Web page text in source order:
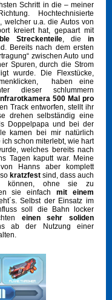
Schritt in die – meiner
Hochtechnisierte
, welcher u.a. die Autos von
kreiert hat, gepaart mit
Streckenteile, diein
Bereits nach dem ersten
zwischen Auto und
Spuren, durch die Strom
wurde. Die Flexstücke,
haben eine
dieser schlummern
500 Mal pro
Track entworfen, stellt ihr
drehen selbständig eine
Doppelpapa und bei der
kamen bei mir natürlich
schon miterlebt, wie hart
welches bereits nach
Tagen kaputt war. Meine
Hanns aber komplett
kratzfest sind, dass auch
können, ohne sie zu
sie einfachmit einem
Selbst der Einsatz im
soll die Bahn locker
einen sehr soliden
ab der Nutzung einer